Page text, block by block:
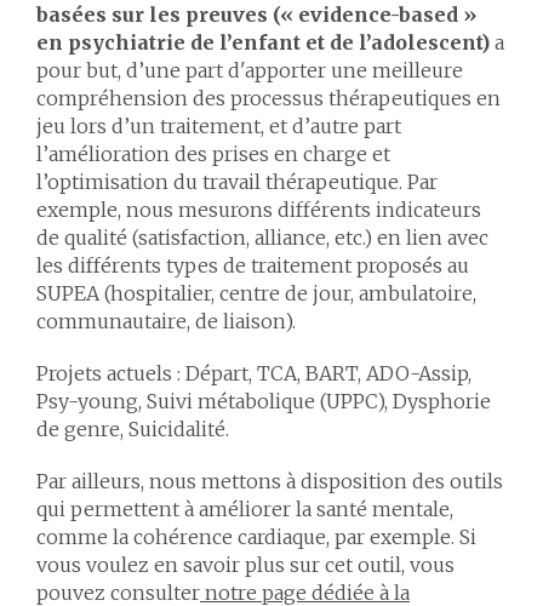
basées sur les preuves (« evidence-based »
en psychiatrie de l’enfant et de l’adolescent) a
pour but, d’une part d'apporter une meilleure
compréhension des processus thérapeutiques en
jeu lors d’un traitement, et d’autre part
l’amélioration des prises en charge et
l’optimisation du travail thérapeutique. Par
exemple, nous mesurons différents indicateurs
de qualité (satisfaction, alliance, etc.) en lien avec
les différents types de traitement proposés au
SUPEA (hospitalier, centre de jour, ambulatoire,
communautaire, de liaison).
Projets actuels : Départ, TCA, BART, ADO-Assip,
Psy-young, Suivi métabolique (UPPC), Dysphorie
de genre, Suicidalité.
Par ailleurs, nous mettons à disposition des outils
qui permettent à améliorer la santé mentale,
comme la cohérence cardiaque, par exemple. Si
vous voulez en savoir plus sur cet outil, vous
pouvez consulter notre page dédiée à la